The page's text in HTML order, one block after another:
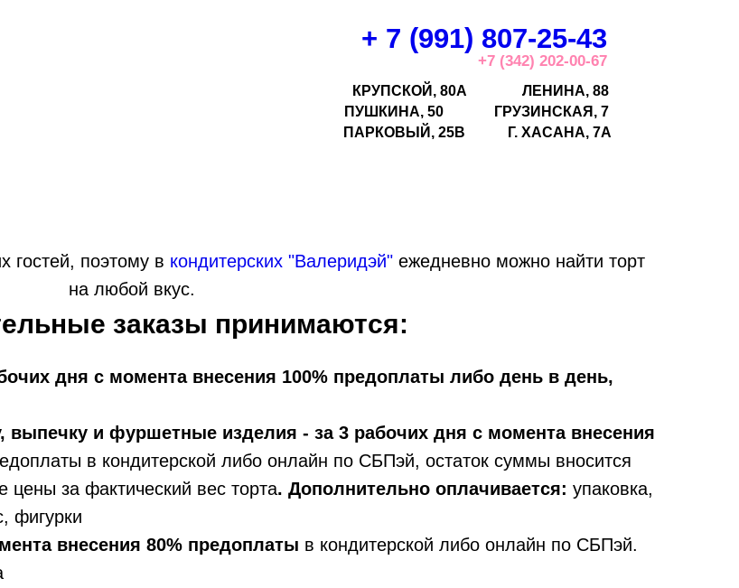
+ 7 (991) 807-25-43
КРУПСКОЙ, 80А
ЛЕНИНА, 88
ПУШКИНА, 50
ГРУЗИНСКАЯ, 7
Г. ХАСАНА, 7А
ПАРКОВЫЙ, 25В
+7 (342) 202-00-67
гостей, поэтому в кондитерских "Валеридэй" ежедневно можно найти торт
на любой вкус.
заказы принимаются:
дня с момента внесения 100% предоплаты либо день в день,
выпечку и фуршетные изделия - за 3 рабочих дня с момента внесения
в кондитерской либо онлайн по СБПэй, остаток суммы вносится
цены за фактический вес торта. Дополнительно оплачивается: упаковка,
фигурки
внесения 80% предоплаты в кондитерской либо онлайн по СБПэй.